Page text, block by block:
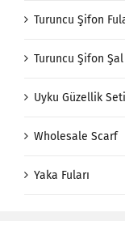
Turuncu Şifon
Turuncu Şifon Şal
Uyku Güzellik Seti
Wholesale Scarf
Yaka Fuları